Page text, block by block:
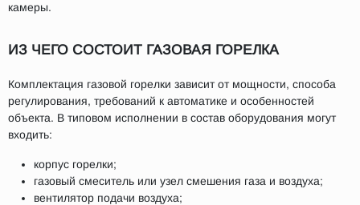
камеры.
ИЗ ЧЕГО СОСТОИТ ГАЗОВАЯ ГОРЕЛКА
Комплектация газовой горелки зависит от мощности, способа
регулирования, требований к автоматике и особенностей
объекта. В типовом исполнении в состав оборудования могут
входить:
корпус горелки;
газовый смеситель или узел смешения газа и воздуха;
вентилятор подачи воздуха;